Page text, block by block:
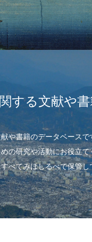
する文献や
や書籍のデータベースで
の研究や活動にお役立て
べてみほしるべで保管し